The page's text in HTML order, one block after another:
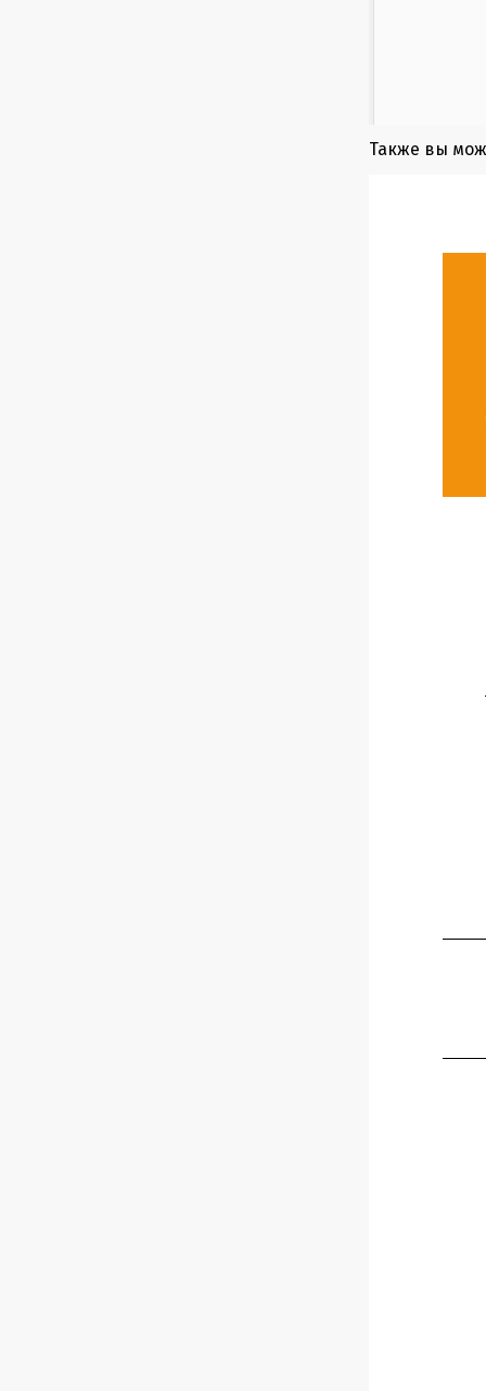
Также вы